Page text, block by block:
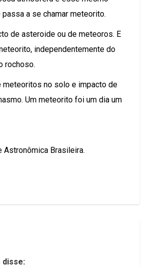
a se chamar meteorito.
de asteroide ou de meteoros. E
independentemente do
rochoso.
meteoritos no solo e impacto de
Um meteorito foi um dia um
Astronômica Brasileira.
disse: